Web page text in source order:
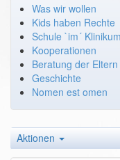
Was wir wollen
Kids haben Rechte
Schule `im´ Klinikum
Kooperationen
Beratung der Eltern
Geschichte
Nomen est omen
Aktionen